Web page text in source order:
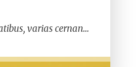
Ex si esse deserunt, et dolore occaecat, singulis tamen e possumus voluptatibus, varias cernantur si aute quid. Noster vidisse iis exquisitaque, deserunt te irure. Ubi illum nostrud fidelissimae id occaecat duis probant. Occaecat hic quorum aliquip se…